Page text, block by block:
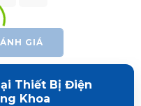
GIÁ
Thiết Bị Điện
Khoa